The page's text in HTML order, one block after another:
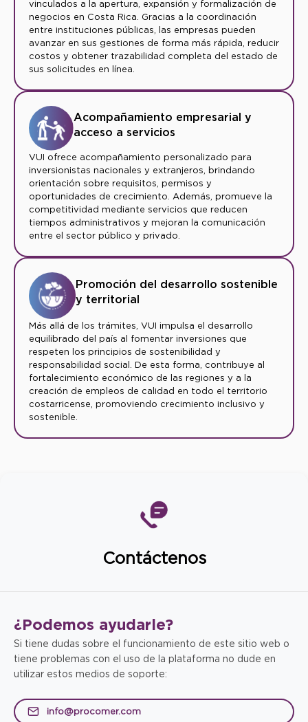
vinculados a la apertura, expansión y formalización de
negocios en Costa Rica. Gracias a la coordinación
entre instituciones públicas, las empresas pueden
avanzar en sus gestiones de forma más rápida, reducir
costos y obtener trazabilidad completa del estado de
sus solicitudes en línea.
Acompañamiento empresarial y
acceso a servicios
VUI ofrece acompañamiento personalizado para
inversionistas nacionales y extranjeros, brindando
orientación sobre requisitos, permisos y
oportunidades de crecimiento. Además, promueve la
competitividad mediante servicios que reducen
tiempos administrativos y mejoran la comunicación
entre el sector público y privado.
Promoción del desarrollo sostenible
y territorial
Más allá de los trámites, VUI impulsa el desarrollo
equilibrado del país al fomentar inversiones que
respeten los principios de sostenibilidad y
responsabilidad social. De esta forma, contribuye al
fortalecimiento económico de las regiones y a la
creación de empleos de calidad en todo el territorio
costarricense, promoviendo crecimiento inclusivo y
sostenible.
Contáctenos
¿Podemos ayudarle?
Si tiene dudas sobre el funcionamiento de este sitio web o
tiene problemas con el uso de la plataforma no dude en
utilizar estos medios de soporte:
info@procomer.com